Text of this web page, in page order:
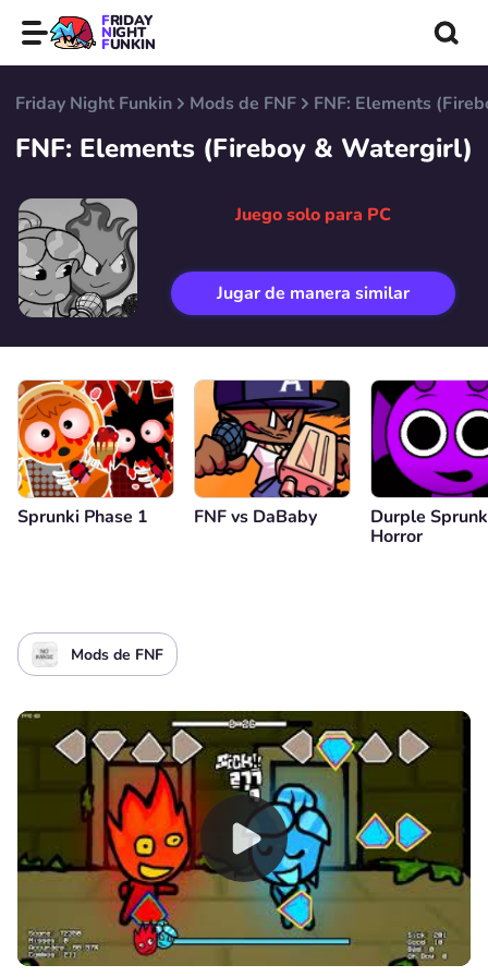
FRIDAY
NIGHT
FUNKIN
Friday Night Funkin Mods de FNF FNF: Elements
FNF: Elements (Fireboy & Watergirl)
Juego solo para PC
Jugar de manera similar
Sprunki Phase 1 FNF vs DaBaby
Durple
Horror
Mods de FNF